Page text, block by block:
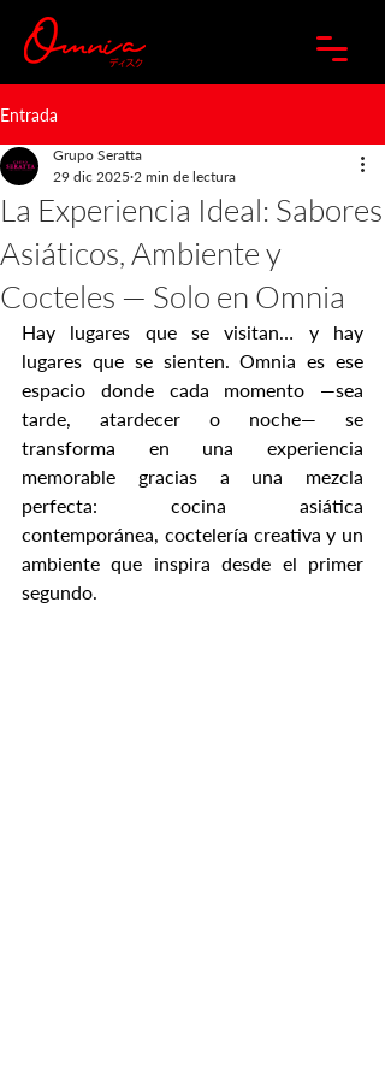
Entrada
La Experiencia Ideal: Sabores
Asiáticos, Ambiente y
Cocteles — Solo en Omnia
Grupo Seratta
29 dic 2025 2 min de lectura
Hay lugares que se visitan… y hay
lugares que se sienten. Omnia es ese
espacio donde cada momento —sea
tarde, atardecer o noche— se
transforma en una experiencia
memorable gracias a una mezcla
perfecta: cocina asiática
contemporánea, coctelería creativa y un
ambiente que inspira desde el primer
segundo.